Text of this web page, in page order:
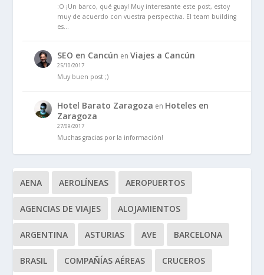
:O ¡Un barco, qué guay! Muy interesante este post, estoy
muy de acuerdo con vuestra perspectiva. El team building
es…
SEO en Cancún enViajes a Cancún
25/10/2017
Muy buen post ;)
Hotel Barato Zaragoza en Hoteles en
Zaragoza
27/09/2017
Muchas gracias por la información!
AENA AEROLÍNEAS AEROPUERTOS
AGENCIAS DE VIAJES ALOJAMIENTOS
ARGENTINA ASTURIAS AVE BARCELONA
BRASIL COMPAÑÍAS AÉREAS CRUCEROS